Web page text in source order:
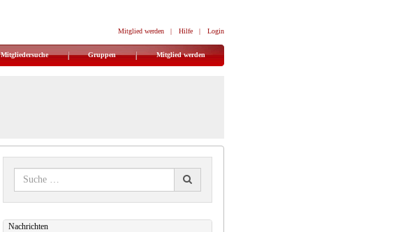
Mitglied werden | Hilfe | Login
Mitgliedersuche Gruppen Mitglied werden
Nachrichten